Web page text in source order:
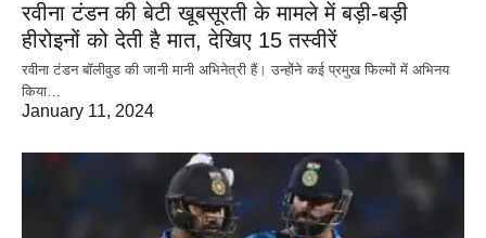
रवीना टंडन की बेटी खूबसूरती के मामले में बड़ी-बड़ी
हीरोइनों को देती है मात, देखिए 15 तस्वीरें
रवीना टंडन बॉलीवुड की जानी मानी अभिनेत्री हैं। उन्होंने कई प्रमुख फिल्मों में अभिनय
किया…
January 11, 2024